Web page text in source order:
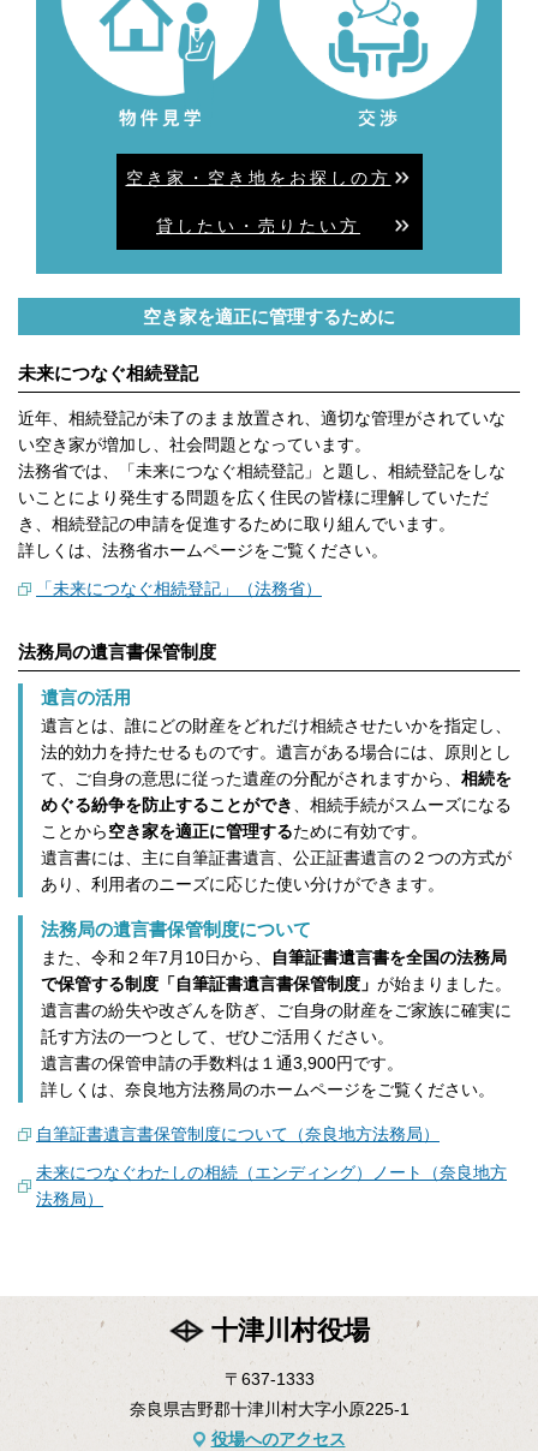
空き家・空き地をお探しの方
貸したい・売りたい方
空き家を適正に管理するために
未来につなぐ相続登記
近年、相続登記が未了のまま放置され、適切な管理がされていな
い空き家が増加し、社会問題となっています。
法務省では、「未来につなぐ相続登記」と題し、相続登記をしな
いことにより発生する問題を広く住民の皆様に理解していただ
き、相続登記の申請を促進するために取り組んでいます。
詳しくは、法務省ホームページをご覧ください。
「未来につなぐ相続登記」（法務省）
法務局の遺言書保管制度
遺言の活用
遺言とは、誰にどの財産をどれだけ相続させたいかを指定し、
法的効力を持たせるものです。遺言がある場合には、原則とし
て、ご自身の意思に従った遺産の分配がされますから、 相続を
めぐる紛争を防止することができ
、相続手続がスムーズになる
ことから空き家を適正に管理するために有効です。
遺言書には、主に自筆証書遺言、公正証書遺言の２つの方式が
あり、利用者のニーズに応じた使い分けができます。
法務局の遺言書保管制度について
また、令和２年7月10日から、
自筆証書遺言書を全国の法務局
で保管する制度「自筆証書遺言書保管制度」 が始まりました。
遺言書の紛失や改ざんを防ぎ、ご自身の財産をご家族に確実に
託す方法の一つとして、ぜひご活用ください。
遺言書の保管申請の手数料は１通3,900円です。
詳しくは、奈良地方法務局のホームページをご覧ください。
自筆証書遺言書保管制度について（奈良地方法務局）
未来につなぐわたしの相続（エンディング）ノート（奈良地方
法務局）
十津川村役場
〒637-1333
奈良県吉野郡十津川村大字小原225-1
役場へのアクセス